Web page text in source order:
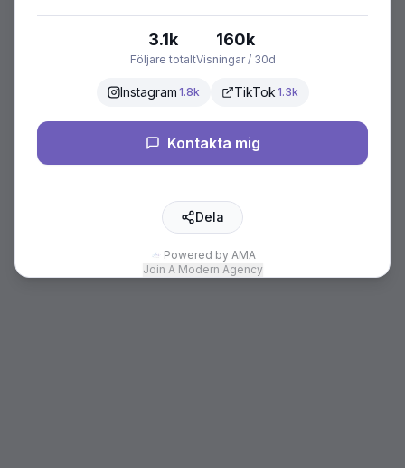
3.1k
Följare totalt
160k
Visningar / 30d
Instagram 1.8k TikTok 1.3k
Kontakta mig
Dela
Powered by AMA
Join A Modern Agency